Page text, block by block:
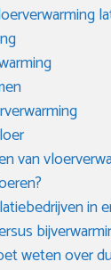
van
in
weten over